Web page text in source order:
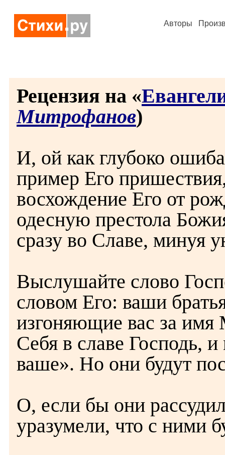
Авторы
Рецензия на «
Митрофанов)
И, ой как глубоко
пример Его
восхождение Его от
одесную престола
сразу во Славе, минуя
Выслушайте слово
словом Его: ваши
изгоняющие вас за имя
Себя в славе Господь,
ваше». Но они будут
О, если бы они
уразумели, что с ними